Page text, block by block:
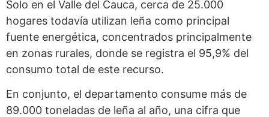
Solo en el Valle del Cauca, cerca de 25.000
hogares todavía utilizan leña como principal
fuente energética, concentrados principalmente
en zonas rurales, donde se registra el 95,9% del
consumo total de este recurso.
En conjunto, el departamento consume más de
89.000 toneladas de leña al año, una cifra que